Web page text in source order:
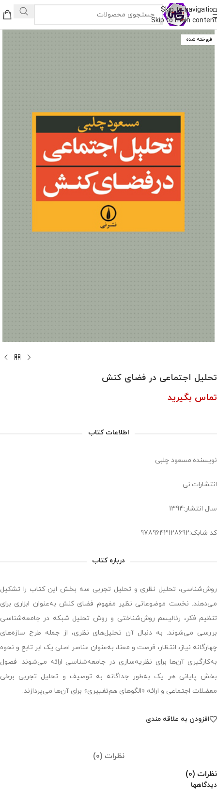
Skip to navigation
Skip to main content
فروخته شده
تحلیل اجتماعی در فضای کنش
تماس بگیرید
اطلاعات کتاب
نویسنده:مسعود چلبی
انتشارات:نی
سال انتشار:1394
کد شابک:9789643128692
درباره کتاب
روش‌شناسی، تحلیل نظری و تحلیل تجربی سه بخش این کتاب را تشکیل
می‌دهند. نخست موضوعاتی نظیر مفهوم فضای کنش به‌عنوان ابزاری برای
تنظیم فکر، رئالیسم روش‌شناختی و روش تحلیل شبکه در جامعه‌شناسی
بررسی می‌شوند. به دنبال آن تحلیل‌های نظری، از جمله طرح سازه‌های
چهارگانه نیاز، انتظار، فرصت و معنا، به‌عنوان عناصر اصلی یک ابر تابع و نحوه
به‌کارگیری آن‌ها برای نظریه‌سازی در جامعه‌شناسی ارائه می‌شوند. فصول
بخش پایانی هر یک به‌طور جداگانه به توصیف و تحلیل تجربی برخی
معضلات اجتماعی و ارائه «الگوهای هم‌تغییری» برای آن‌ها می‌پردازند.
افزودن به علاقه مندی
نظرات (0)
نظرات (0)
دیدگاهها